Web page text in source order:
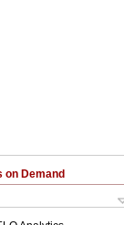
on Demand